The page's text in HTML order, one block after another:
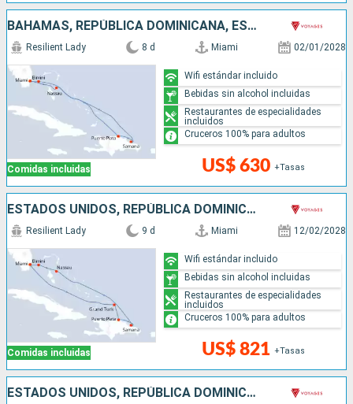
BAHAMAS, REPÚBLICA DOMINICANA, ESTADOS UNIDOS
Comidas incluidas
Resilient Lady 8 d Miami 02/01/2028
US$ 630 +Tasas
Wifi estándar incluido
Bebidas sin alcohol incluidas
Restaurantes de especialidades
incluidos
Cruceros 100% para adultos
ESTADOS UNIDOS, REPÚBLICA DOMINICANA, BAHAMAS
Comidas incluidas
Resilient Lady 9 d Miami 12/02/2028
US$ 821 +Tasas
Wifi estándar incluido
Bebidas sin alcohol incluidas
Restaurantes de especialidades
incluidos
Cruceros 100% para adultos
ESTADOS UNIDOS, REPÚBLICA DOMINICANA, BAHAMAS